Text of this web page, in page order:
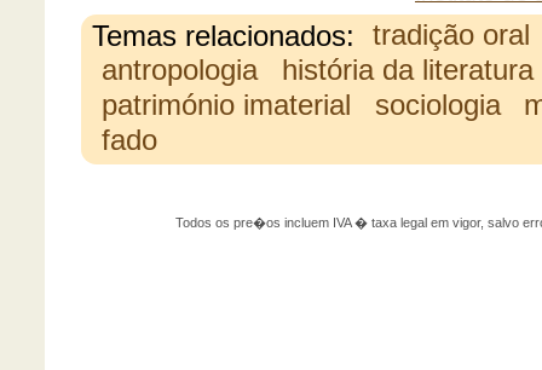
Temas relacionados:
tradição oral
antropologia
história da literatura
património imaterial
sociologia
fado
Todos os pre�os incluem IVA � taxa legal em vigor, salvo